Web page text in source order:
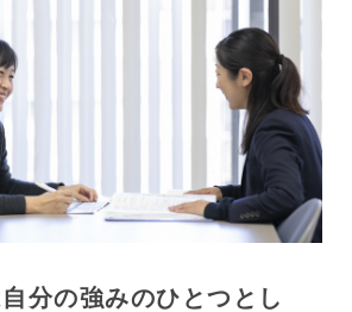
分の強みのひとつとし